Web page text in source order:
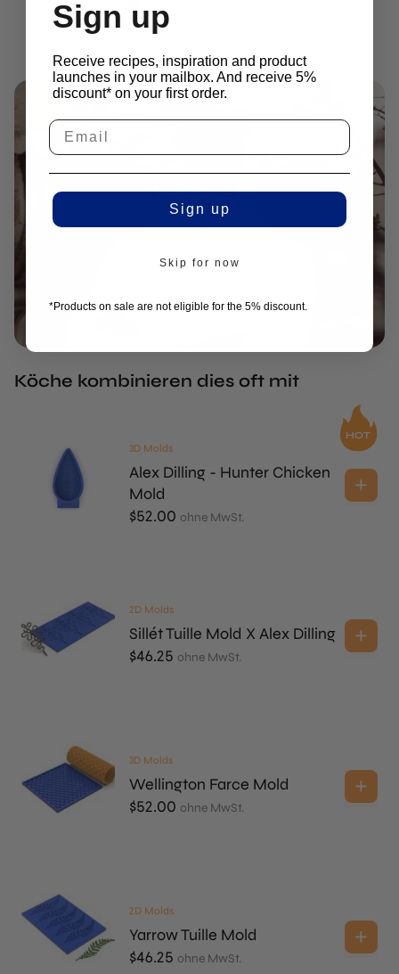
Köche kombinieren dies oft mit
3D Molds
Alex Dilling - Hunter Chicken
Mold
$52.00 ohne MwSt.
2D Molds
Sillét Tuille Mold X Alex Dilling
$46.25 ohne MwSt.
3D Molds
Wellington Farce Mold
$52.00 ohne MwSt.
2D Molds
Yarrow Tuille Mold
$46.25 ohne MwSt.
Sign up
Receive recipes, inspiration and product
launches in your mailbox. And receive 5%
discount* on your first order.
Sign up
Skip for now
*Products on sale are not eligible for the 5% discount.